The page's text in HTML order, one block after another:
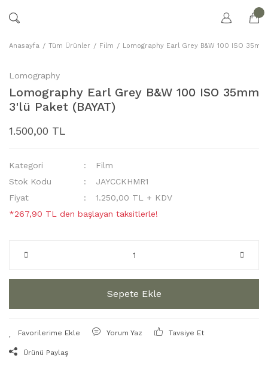
Anasayfa Tüm Ürünler Film Lomography Earl Grey B&W 100 ISO 35mm
Lomography
Lomography Earl Grey B&W 100 ISO 35mm
3'lü Paket (BAYAT)
1.500,00 TL
Kategori
Film
Stok Kodu
JAYCCKHMR1
Fiyat
1.250,00 TL + KDV
*267,90 TL den başlayan taksitlerle!
Sepete Ekle
Yorum Yaz Tavsiye Et
Ürünü Paylaş